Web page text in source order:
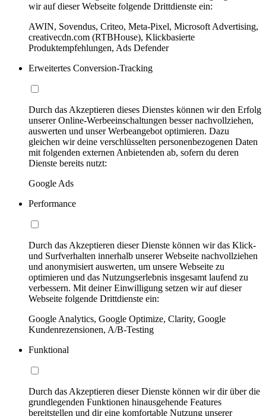
wir auf dieser Webseite folgende Drittdienste ein:
AWIN, Sovendus, Criteo, Meta-Pixel, Microsoft Advertising,
creativecdn.com (RTBHouse), Klickbasierte
Produktempfehlungen, Ads Defender
Erweitertes Conversion-Tracking
Durch das Akzeptieren dieses Dienstes können wir den Erfolg
unserer Online-Werbeeinschaltungen besser nachvollziehen,
auswerten und unser Werbeangebot optimieren. Dazu
gleichen wir deine verschlüsselten personenbezogenen Daten
mit folgenden externen Anbietenden ab, sofern du deren
Dienste bereits nutzt:
Google Ads
Performance
Durch das Akzeptieren dieser Dienste können wir das Klick-
und Surfverhalten innerhalb unserer Webseite nachvollziehen
und anonymisiert auswerten, um unsere Webseite zu
optimieren und das Nutzungserlebnis insgesamt laufend zu
verbessern. Mit deiner Einwilligung setzen wir auf dieser
Webseite folgende Drittdienste ein:
Google Analytics, Google Optimize, Clarity, Google
Kundenrezensionen, A/B-Testing
Funktional
Durch das Akzeptieren dieser Dienste können wir dir über die
grundlegenden Funktionen hinausgehende Features
bereitstellen und dir eine komfortable Nutzung unserer